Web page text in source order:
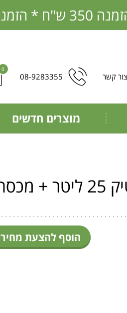
נגישות
בלבד
צור קשר 08-9283355
0
מוצרים חדשים
מתכת
הוסף להצעת מחיר